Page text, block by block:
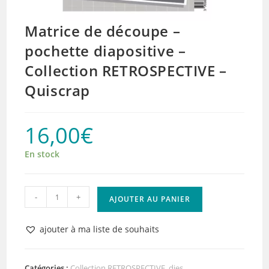
Matrice de découpe –
pochette diapositive –
Collection RETROSPECTIVE –
Quiscrap
16,00€
En stock
quantité
de
Matrice
- + AJOUTER AU PANIER
ajouter à ma liste de souhaits